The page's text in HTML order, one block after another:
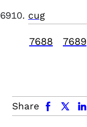
cug
7688 7689
Share
facebook x.com linkedin